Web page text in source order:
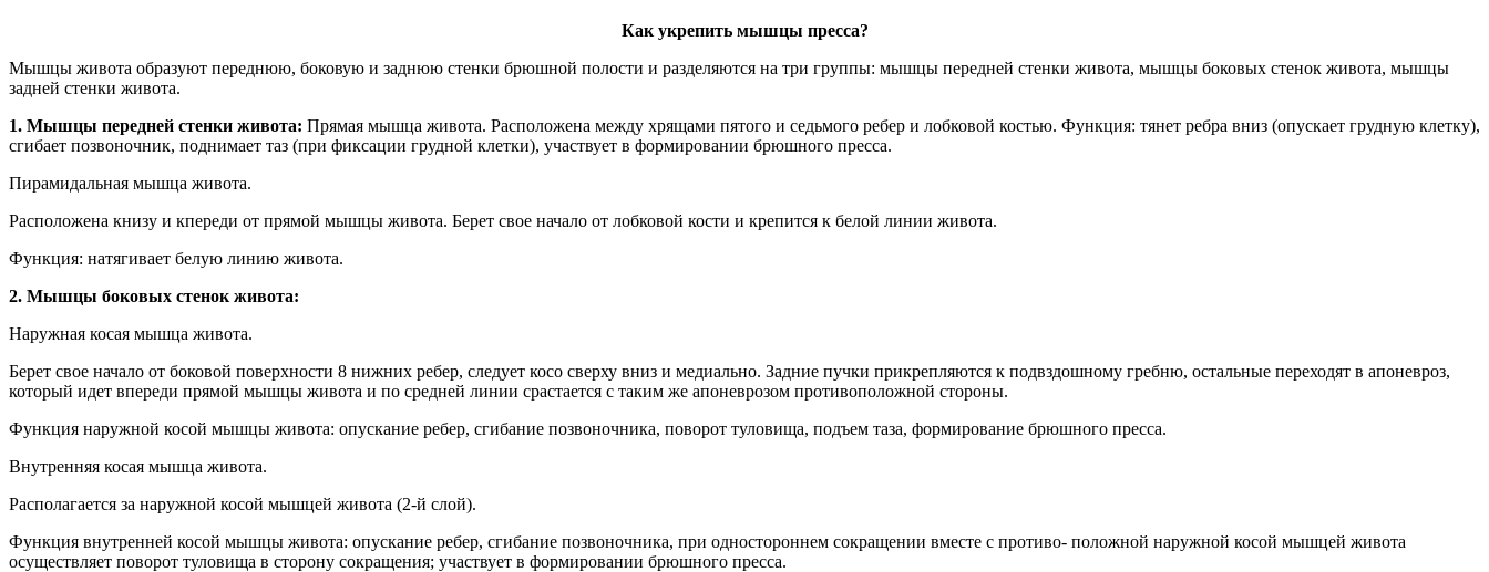
Как укрепить мышцы пресса?
Мышцы живота образуют переднюю, боковую и заднюю стенки брюшной полости и разделяются на три группы: мышцы передней стенки живота, мышцы боковых стенок живота, мышцы
задней стенки живота.
1. Мышцы передней стенки живота: Прямая мышца живота. Расположена между хрящами пятого и седьмого ребер и лобковой костью. Функция: тянет ребра вниз (опускает грудную клетку),
сгибает позвоночник, поднимает таз (при фиксации грудной клетки), участвует в формировании брюшного пресса.
Пирамидальная мышца живота.
Расположена книзу и кпереди от прямой мышцы живота. Берет свое начало от лобковой кости и крепится к белой линии живота.
Функция: натягивает белую линию живота.
2. Мышцы боковых стенок живота:
Наружная косая мышца живота.
Берет свое начало от боковой поверхности 8 нижних ребер, следует косо сверху вниз и медиально. Задние пучки прикрепляются к подвздошному гребню, остальные переходят в апоневроз,
который идет впереди прямой мышцы живота и по средней линии срастается с таким же апоневрозом противоположной стороны.
Функция наружной косой мышцы живота: опускание ребер, сгибание позвоночника, поворот туловища, подъем таза, формирование брюшного пресса.
Внутренняя косая мышца живота.
Располагается за наружной косой мышцей живота (2-й слой).
Функция внутренней косой мышцы живота: опускание ребер, сгибание позвоночника, при одностороннем сокращении вместе с противо- положной наружной косой мышцей живота
осуществляет поворот туловища в сторону сокращения; участвует в формировании брюшного пресса.